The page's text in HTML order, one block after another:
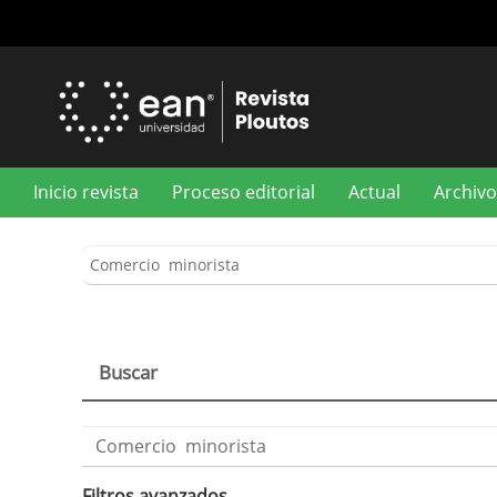
principal
Inicio revista Proceso editorial Actual
Buscar
Buscar
artículos
por